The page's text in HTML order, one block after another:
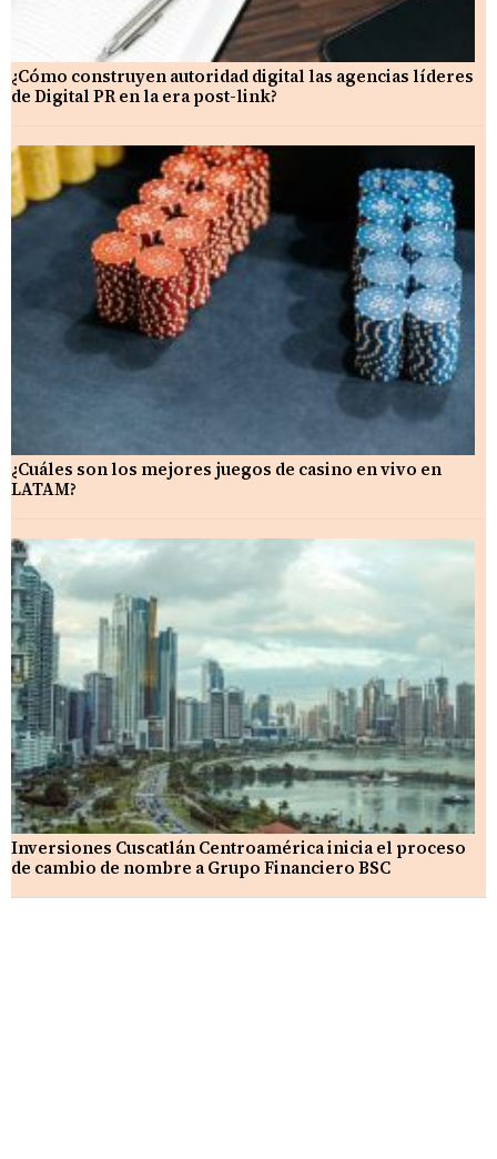
¿Cómo construyen autoridad digital las agencias líderes
de Digital PR en la era post-link?
¿Cuáles son los mejores juegos de casino en vivo en
LATAM?
Inversiones Cuscatlán Centroamérica inicia el proceso
de cambio de nombre a Grupo Financiero BSC